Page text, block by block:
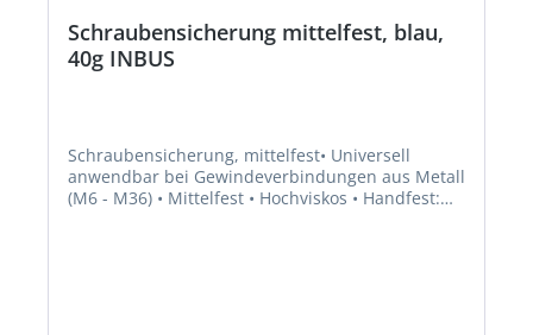
Schraubensicherung mittelfest, blau,
40g INBUS
Schraubensicherung, mittelfest• Universell
anwendbar bei Gewindeverbindungen aus Metall
(M6 - M36) • Mittelfest • Hochviskos • Handfest: